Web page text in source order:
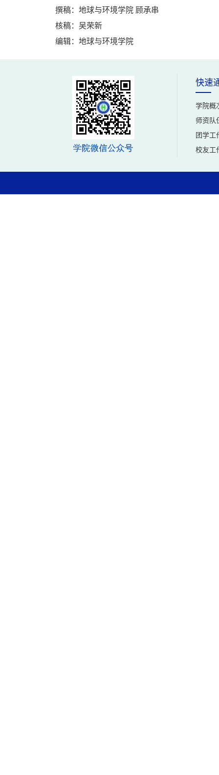
撰稿：地球与环境学院 顾承串
核稿：吴荣新
编辑：地球与环境学院
快速
学院概
师资队
团学工
校友工